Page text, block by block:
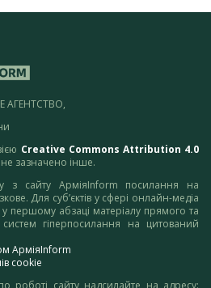
АГЕНТСТВО,
Creative Commons Attribution 4.0
зазначено інше.
з сайту АрміяInform посилання на
Для суб’єктів у сфері онлайн-медіа
першому абзаці матеріалу прямого та
гіперпосилання на цитований
АрміяInform
cookie